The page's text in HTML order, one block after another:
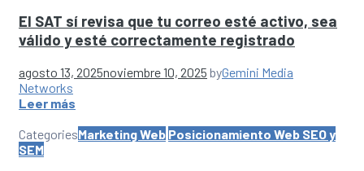
El SAT sí revisa que tu correo esté activo, sea
válido y esté correctamente registrado
agosto 13, 2025noviembre 10, 2025 byGemini Media
Networks
Leer más
CategoriesMarketing Web Posicionamiento Web SEO y
SEM